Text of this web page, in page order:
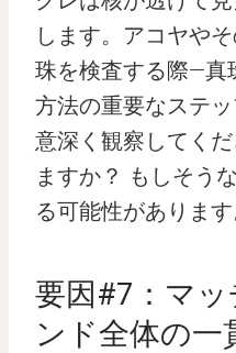
します。アコヤや
珠を検査する際—真
方法の重要なステ
意深く観察してく
ますか？ もしそう
る可能性があります
要因#7：マ
ンド全体の一